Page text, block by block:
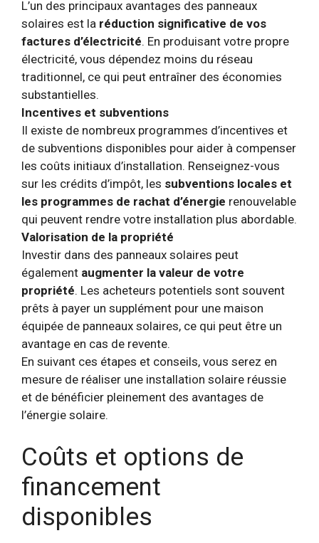
L’un des principaux avantages des panneaux
solaires est la réduction significative de vos
factures d’électricité. En produisant votre propre
électricité, vous dépendez moins du réseau
traditionnel, ce qui peut entraîner des économies
substantielles.
Incentives et subventions
Il existe de nombreux programmes d’incentives et
de subventions disponibles pour aider à compenser
les coûts initiaux d’installation. Renseignez-vous
sur les crédits d’impôt, les subventions locales et
les programmes de rachat d’énergie renouvelable
qui peuvent rendre votre installation plus abordable.
Valorisation de la propriété
Investir dans des panneaux solaires peut
également augmenter la valeur de votre
propriété. Les acheteurs potentiels sont souvent
prêts à payer un supplément pour une maison
équipée de panneaux solaires, ce qui peut être un
avantage en cas de revente.
En suivant ces étapes et conseils, vous serez en
mesure de réaliser une installation solaire réussie
et de bénéficier pleinement des avantages de
l’énergie solaire.
Coûts et options de
financement
disponibles